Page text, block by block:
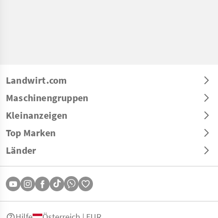
Landwirt.com
Maschinengruppen
Kleinanzeigen
Top Marken
Länder